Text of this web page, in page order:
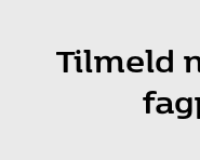
Tilmeld